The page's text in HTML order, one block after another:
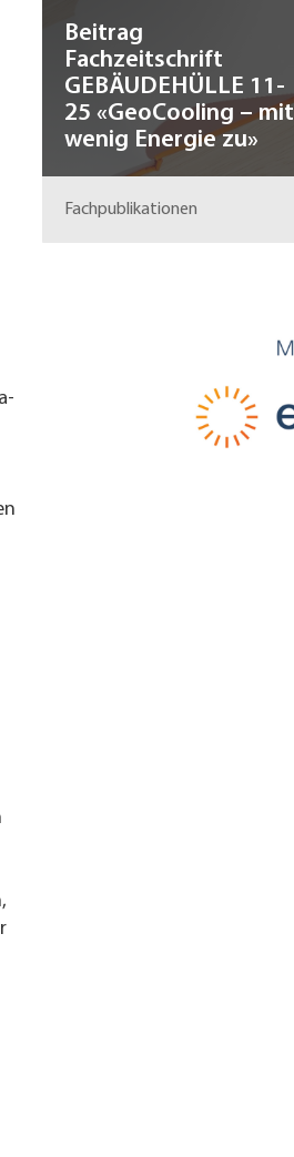
Beitrag
Fachzeitschrift
GEBÄUDEHÜLLE 11-
25 «GeoCooling – mit
wenig Energie zu»
Fachpublikationen